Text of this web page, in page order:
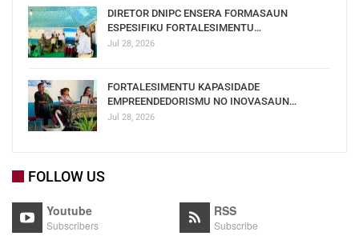
DIRETOR DNIPC ENSERA FORMASAUN
ESPESIFIKU FORTALESIMENTU…
Jul 28, 2026
FORTALESIMENTU KAPASIDADE
EMPREENDEDORISMU NO INOVASAUN…
Jul 28, 2026
FOLLOW US
Youtube
Subscribers
RSS
Subscribe